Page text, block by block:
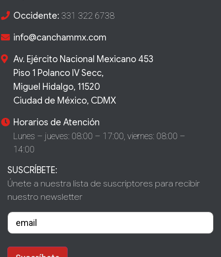
Occidente: 331 322 6738
info@canchammx.com
Av. Ejército Nacional Mexicano 453
Piso 1 Polanco IV Secc,
Miguel Hidalgo, 11520
Ciudad de México, CDMX
Horarios de Atención
Lunes – jueves: 08:00 – 17:00, viernes: 08:00 –
14:00
SUSCRÍBETE:
Únete a nuestra lista de suscriptores para recibir
nuestro newsletter